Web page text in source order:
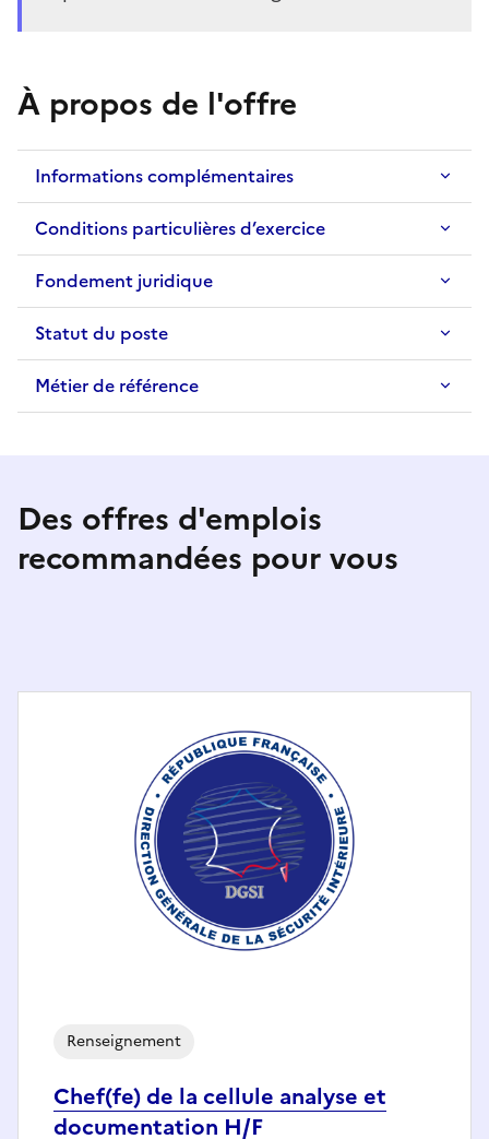
À propos de l'offre
Informations complémentaires
Conditions particulières d’exercice
Fondement juridique
Statut du poste
Métier de référence
Des offres d'emplois
recommandées pour vous
Chef(fe) de la cellule analyse et
documentation H/F
Renseignement